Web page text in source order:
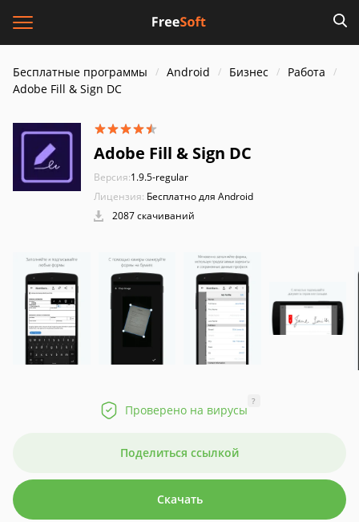
Бесплатные программы Android Бизнес
Работа
Adobe Fill & Sign DC
Adobe Fill & Sign DC
Версия:1.9.5-regular
Лицензия: Бесплатно для Android
2087 скачиваний
Проверено на вирусы
?
Поделиться ссылкой
Скачать